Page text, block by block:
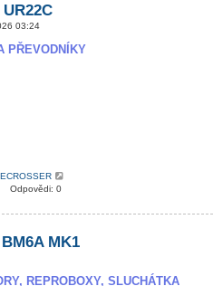
03:24
PŘEVODNÍKY
Odpovědi: 0
MK1
REPROBOXY, SLUCHÁTKA